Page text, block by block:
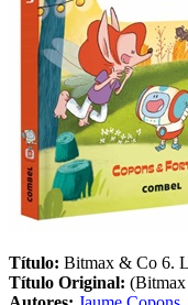
Título: Bitmax & Co 6.
Título Original: